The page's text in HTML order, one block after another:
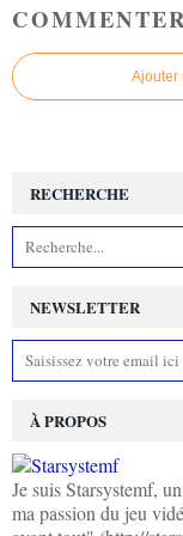
Ajouter
NEWSLETTER
RECHERCHE
À PROPOS
Je suis Starsystemf,
ma passion du jeu